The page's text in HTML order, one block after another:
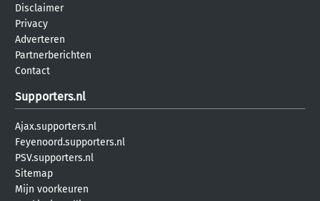
Disclaimer
Privacy
Adverteren
Partnerberichten
Contact
Supporters.nl
Ajax.supporters.nl
Feyenoord.supporters.nl
PSV.supporters.nl
Sitemap
Mijn voorkeuren